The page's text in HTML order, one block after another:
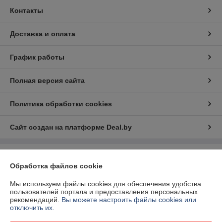
Контакты
Доставка и оплата
График работы
Полная версия сайта
Политика обработки cookies
Сайт создан на платформе Deal.by
223027 Минский район, д. Королев Стан, ул. Школьная, 36Б,
помещение 310
Регистрационный номер ЕГР: 191593868
УНП: 191593868
Обработка файлов cookie
Мы используем файлы cookies для обеспечения удобства
пользователей портала и предоставления персональных
рекомендаций. Вы можете настроить файлы cookies или
отключить их.